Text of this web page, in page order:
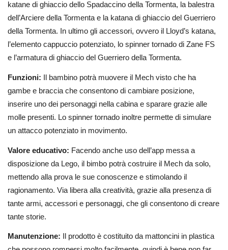
katane di ghiaccio dello Spadaccino della Tormenta, la balestra
dell’Arciere della Tormenta e la katana di ghiaccio del Guerriero
della Tormenta. In ultimo gli accessori, ovvero il Lloyd’s katana,
l’elemento cappuccio potenziato, lo spinner tornado di Zane FS
e l’armatura di ghiaccio del Guerriero della Tormenta.
Funzioni: Il bambino potrà muovere il Mech visto che ha
gambe e braccia che consentono di cambiare posizione,
inserire uno dei personaggi nella cabina e sparare grazie alle
molle presenti. Lo spinner tornado inoltre permette di simulare
un attacco potenziato in movimento.
Valore educativo: Facendo anche uso dell’app messa a
disposizione da Lego, il bimbo potrà costruire il Mech da solo,
mettendo alla prova le sue conoscenze e stimolando il
ragionamento. Via libera alla creatività, grazie alla presenza di
tante armi, accessori e personaggi, che gli consentono di creare
tante storie.
Manutenzione: Il prodotto è costituito da mattoncini in plastica